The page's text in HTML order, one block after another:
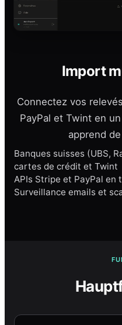
Import
Connectez vos
PayPal et Twint en
apprend
Banques suisses (UBS,
cartes de crédit et Twint
APIs Stripe et PayPal en
Surveillance emails et